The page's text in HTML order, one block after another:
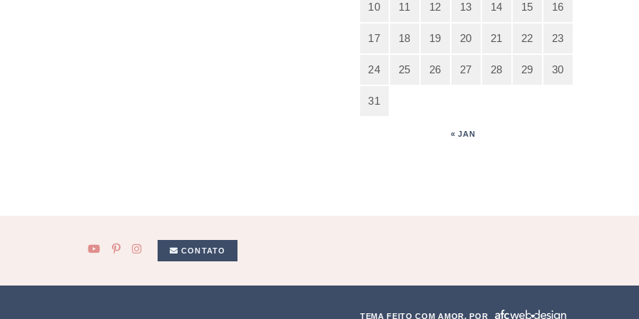
10 11 12 13 14 15 16
17 18 19 20 21 22 23
24 25 26 27 28 29 30
31
« JAN
CONTATO
TEMA FEITO COM AMOR, POR